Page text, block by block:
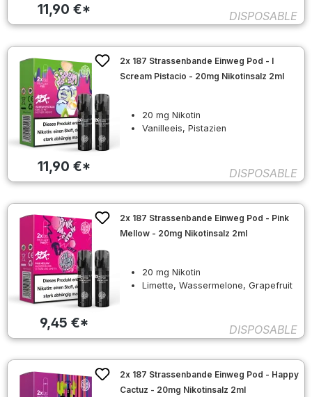
11,90 €* DISPOSABLE
11,90 €*
2x 187 Strassenbande Einweg Pod - I
Scream Pistacio - 20mg Nikotinsalz 2ml
20 mg Nikotin
Vanilleeis, Pistazien
DISPOSABLE
9,45 €*
2x 187 Strassenbande Einweg Pod - Pink
Mellow - 20mg Nikotinsalz 2ml
20 mg Nikotin
Limette, Wassermelone, Grapefruit
DISPOSABLE
2x 187 Strassenbande Einweg Pod - Happy
Cactuz - 20mg Nikotinsalz 2ml